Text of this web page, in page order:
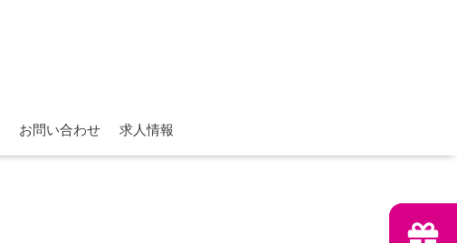
お問い合わせ 求人情報